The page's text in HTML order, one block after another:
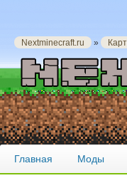
Nextminecraft.ru »
Главная Моды